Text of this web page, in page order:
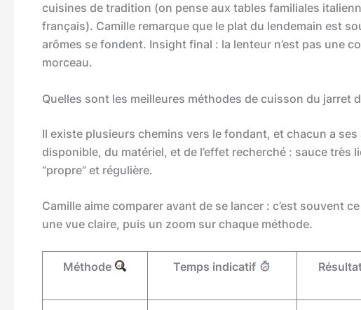
cuisines de tradition (on pense aux tables familiales
français). Camille remarque que le plat du lendemain est
arômes se fondent. Insight final : la lenteur n’est pas une
morceau.
Quelles sont les meilleures méthodes de cuisson du jarret
Il existe plusieurs chemins vers le fondant, et chacun a
disponible, du matériel, et de l’effet recherché : sauce très
“propre” et régulière.
Camille aime comparer avant de se lancer : c’est souvent
une vue claire, puis un zoom sur chaque méthode.
Méthode Temps indicatif